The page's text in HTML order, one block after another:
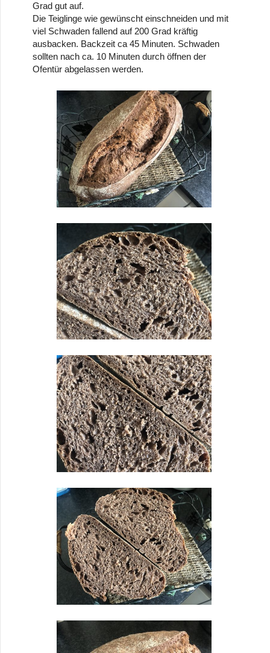
Grad gut auf.
Die Teiglinge wie gewünscht einschneiden und mit
viel Schwaden fallend auf 200 Grad kräftig
ausbacken. Backzeit ca 45 Minuten. Schwaden
sollten nach ca. 10 Minuten durch öffnen der
Ofentür abgelassen werden.